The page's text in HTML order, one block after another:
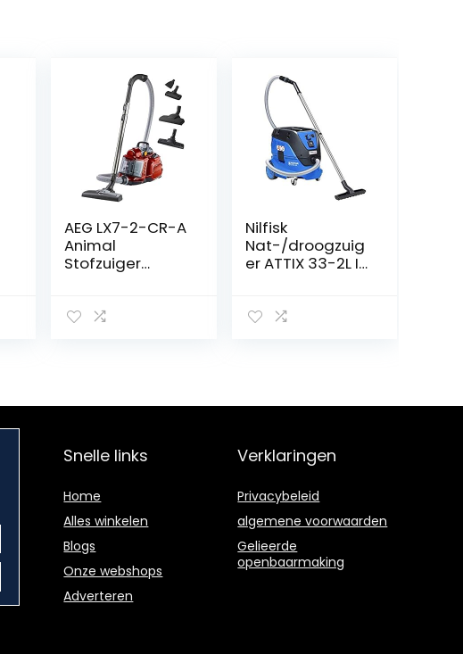
AEG LX7-2-CR-A
Animal
Stofzuiger
met
parketzuigmond
wasbaar
m actieradius)
rood
Nilfisk
Nat-/droogzuig
er ATTIX 33-2L IC
automatische
kabellengte 7,5
d 4500 l/min)
Snelle links
Home
Alles winkelen
Blogs
Onze webshops
Adverteren
Verklaringen
Privacybeleid
algemene voorwaarden
Gelieerde
openbaarmaking